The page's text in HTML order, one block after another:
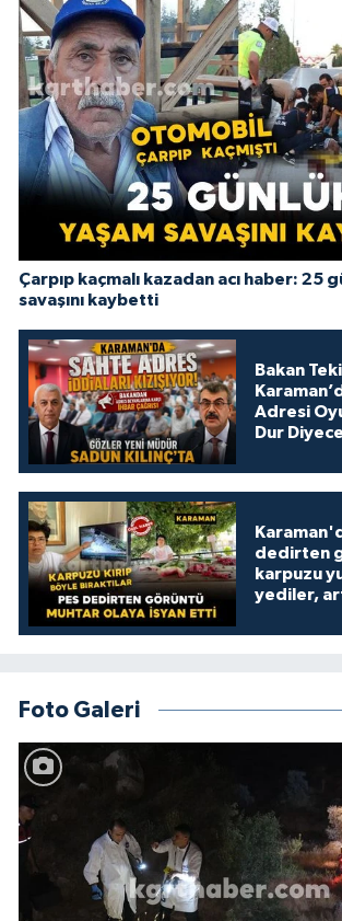
Çarpıp kaçmalı kazadan acı haber: 25
savaşını kaybetti
Bakan
Adresi
Dur
dedirten
karpuzu
yediler,
Foto Galeri